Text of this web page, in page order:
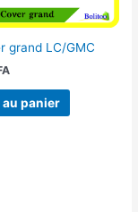
grand LC/GMC
panier